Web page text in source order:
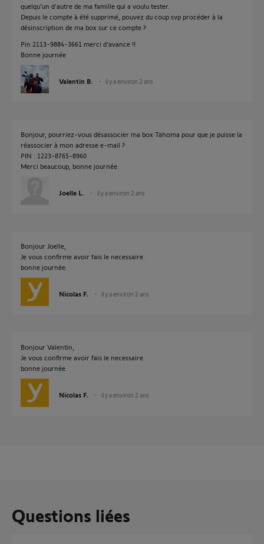
quelqu'un d'autre de ma famille qui a voulu tester.
Depuis le compte à été supprimé, pouvez du coup svp procéder à la
désinscription de ma box sur ce compte ?
Pin 2113-9884-3661 merci d'avance !!
Bonne journée
Valentin B. il y a environ 2 ans
Bonjour, pourriez-vous désassocier ma box Tahoma pour que je puisse la
réassocier à mon adresse e-mail ?
PIN : 1223-8765-8960
Merci beaucoup, bonne journée.
Joelle L. il y a environ 2 ans
Bonjour Joelle,
Je vous confirme avoir fais le necessaire.
bonne journée.
Nicolas F. il y a environ 2 ans
Bonjour Valentin,
Je vous confirme avoir fais le necessaire.
bonne journée.
Nicolas F. il y a environ 2 ans
Questions liées